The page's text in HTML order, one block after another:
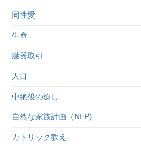
同性愛
生命
臓器取引
人口
中絶後の癒し
自然な家族計画（NFP)
カトリック教え